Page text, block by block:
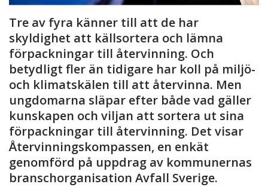
Tre av fyra känner till att de har
skyldighet att källsortera och lämna
förpackningar till återvinning. Och
betydligt fler än tidigare har koll på miljö-
och klimatskälen till att återvinna. Men
ungdomarna släpar efter både vad gäller
kunskapen och viljan att sortera ut sina
förpackningar till återvinning. Det visar
Återvinningskompassen, en enkät
genomförd på uppdrag av kommunernas
branschorganisation Avfall Sverige.